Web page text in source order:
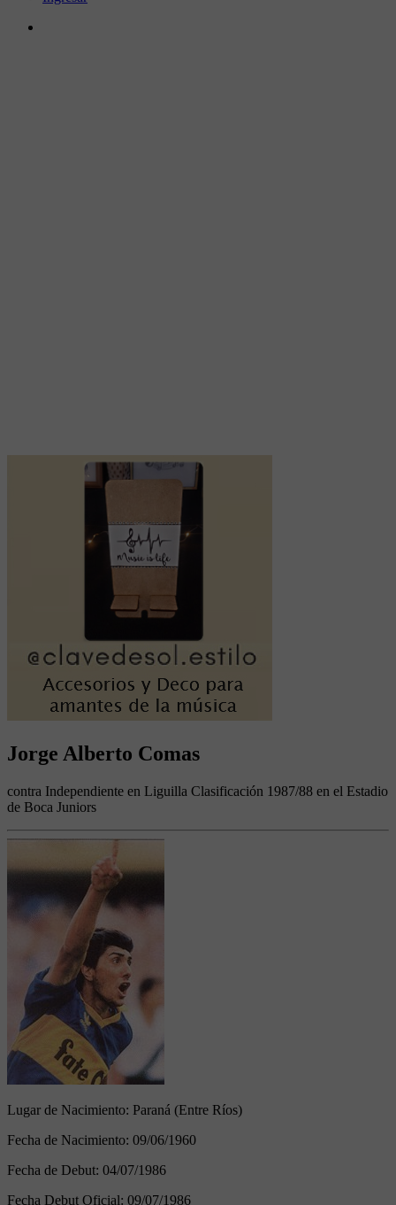
Jorge Alberto Comas
contra Independiente en Liguilla Clasificación 1987/88 en el Estadio
de Boca Juniors
Lugar de Nacimiento: Paraná (Entre Ríos)
Fecha de Nacimiento: 09/06/1960
Fecha de Debut: 04/07/1986
Fecha Debut Oficial: 09/07/1986